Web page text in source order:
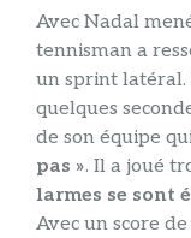
Avec Nadal
tennisman a
un sprint latéral.
quelques
de son équipe
pas ». Il a joué
larmes se sont
Avec un score